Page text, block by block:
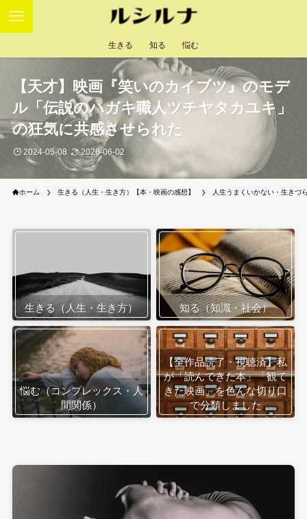
生きる 知る 悩む
【天才】映画『笑いのカイブツ』のモデ
ル「伝説のハガキ職人ツチヤタカユキ」
の狂気に共感させられた
2024-05-08 2026-06-02
ホーム 生きる（人生・生き方）【本・映画の感想】 人生うまくいかない・生きづ
生きる（人生・生き方） 知る（知識・社会）
悩む（コンプレックス・人
間関係）
【全作品読了・視聴済】私
が「読んできた本」「観て
きた映画」を色んな切り口
で分類しました